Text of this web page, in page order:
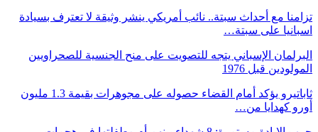
تزامنا مع أحداث سبتة.. نائب أمريكي ينشر وثيقة لا تعترف بسيادة
اسبانيا على سبتة…
البرلمان الإسباني يتجه للتصويت على منح الجنسية للصحراويين
المولودين قبل 1976
ثاباتيرو يؤكد أمام القضاء حصوله على مجوهرات بقيمة 1.3 مليون
أورو كهدايا من…